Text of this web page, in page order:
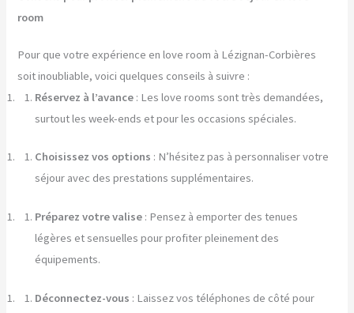
room
Pour que votre expérience en love room à Lézignan-Corbières
soit inoubliable, voici quelques conseils à suivre :
Réservez à l’avance : Les love rooms sont très demandées,
surtout les week-ends et pour les occasions spéciales.
Choisissez vos options : N’hésitez pas à personnaliser votre
séjour avec des prestations supplémentaires.
Préparez votre valise : Pensez à emporter des tenues
légères et sensuelles pour profiter pleinement des
équipements.
Déconnectez-vous : Laissez vos téléphones de côté pour